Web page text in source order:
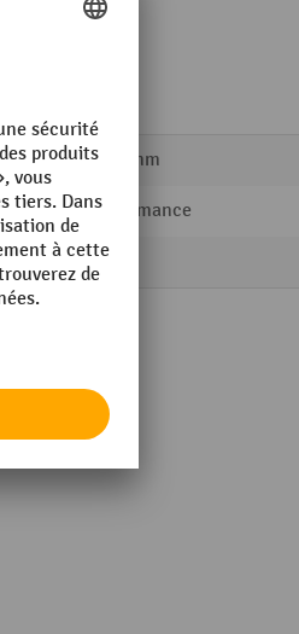
1800 mm
Performance
1 Stk